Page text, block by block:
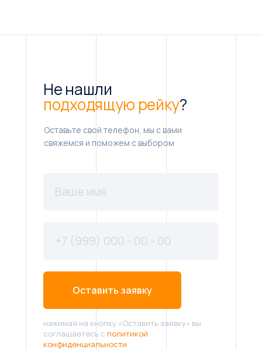
Не нашли
подходящую рейку?
Оставьте свой телефон, мы с вами
свяжемся и поможем с выбором
Оставить заявку
нажимая на кнопку «Оставить заявку» вы
соглашаетесь с политикой
конфиденциальности